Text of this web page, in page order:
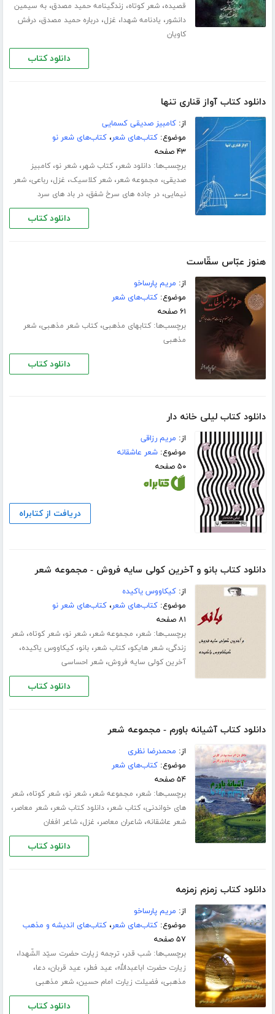
قصیده،شعر کوتاه، زندگینامه حمید مصدق،به سیمین
دانشور، یادنامه شهدا، غزل،درباره حمید مصدق،درفش
کاویان
دانلود کتاب
دانلود کتاب آواز قناری تنها
از:کامبیز صدیقی کسمایی
موضوع:کتاب‌های شعر،کتاب‌های شعر نو
۴۳ صفحه
برچسب‌ها:دانلود شعر،کتاب شهر،شعر نو،کامبیز
صدیقی، مجموعه شعر،شعر کلاسیک، غزل،رباعی،شعر
نیمایی،در جاده های سرخ شفق،در باد های سرد
دانلود کتاب
هنوز عبّاس سقّاست
از: مریم پارساخو
موضوع:کتاب‌های شعر
۶۱ صفحه
برچسب‌ها:کتابهای مذهبی،کتاب شعر مذهبی،شعر
مذهبی
دانلود کتاب
دانلود کتاب لیلی خانه دار
از: مریم رزاقی
موضوع:شعر عاشقانه
۵۰ صفحه
دریافت از کتابراه
دانلود کتاب بانو و آخرین کولی سایه فروش - مجموعه شعر
از:کیکاووس یاکیده
موضوع:کتاب‌های شعر،کتاب‌های شعر نو
۸۱ صفحه
برچسب‌ها:شعر، مجموعه شعر،شعر نو،شعر کوتاه،شعر
زندگی،شعر هایکو،کتاب شعر،بانو،کیکاووس یاکیده،
آخرین کولی سایه فروش،شعر احساسی
دانلود کتاب
دانلود کتاب آشیانه باورم - مجموعه شعر
از: محمدرضا نظری
موضوع:کتاب‌های شعر
۵۴ صفحه
برچسب‌ها:شعر، مجموعه شعر،شعر نو،شعر کوتاه،شعر
های خواندنی،کتاب شعر،دانلود کتاب شعر،شعر معاصر،
شعر عاشقانه،شاعران معاصر، غزل،شاعر افغان
دانلود کتاب
دانلود کتاب زمزم زمزمه
از: مریم پارساخو
موضوع:کتاب‌های شعر،کتاب‌های اندیشه و مذهب
۵۷ صفحه
برچسب‌ها:شب قدر، ترجمه زیارت حضرت سیّد الشّهدا،
زیارت حضرت اباعبدالله، عید فطر، عید قربان،دعا،
مذهبی، فضیلت زیارت امام حسین،شعر مذهبی
دانلود کتاب